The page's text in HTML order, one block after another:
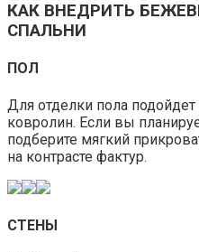
КАК ВНЕДРИТЬ
СПАЛЬНИ
ПОЛ
Для отделки пола
ковролин. Если вы
подберите мягкий
на контрасте фактур.
СТЕНЫ